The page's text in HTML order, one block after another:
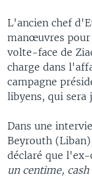
L'ancien chef
manœuvres pour
volte-face de
charge dans
campagne
libyens, qui sera
Dans une
Beyrouth
déclaré que
un centime, cash